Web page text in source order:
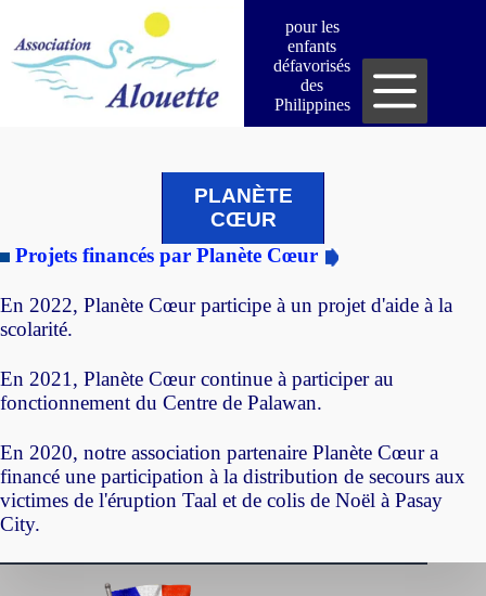
contenu
pour les
enfants
défavorisés
des
Philippines
PLANÈTE
CŒUR
Projets financés par Planète Cœur
En 2022, Planète Cœur participe à un projet d'aide à la
scolarité.
En 2021, Planète Cœur continue à participer au
fonctionnement du Centre de Palawan.
En 2020, notre association partenaire Planète Cœur a
financé une participation à la distribution de secours aux
victimes de l'éruption Taal et de colis de Noël à Pasay
City.